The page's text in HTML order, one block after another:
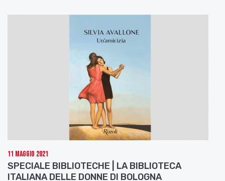
11 Maggio 2021
SPECIALE BIBLIOTECHE | LA BIBLIOTECA
ITALIANA DELLE DONNE DI BOLOGNA